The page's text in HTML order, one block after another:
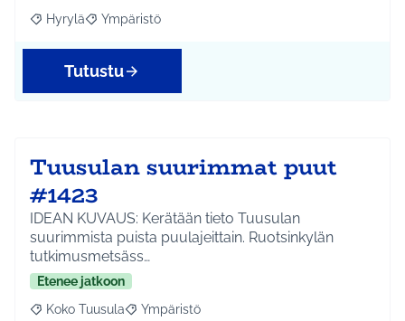
Rajaa tulokset aihepiirin mukaan: Hyrylä
Hyrylä Rajaa tulokset teeman mukaan: Ympäristö
Ympäristö
Tutustu
Tuusulan suurimmat puut
#1423
IDEAN KUVAUS: Kerätään tieto Tuusulan
suurimmista puista puulajeittain. Ruotsinkylän
tutkimusmetsäss…
Etenee jatkoon
Rajaa tulokset aihepiirin mukaan: Koko Tuusula
Koko Tuusula Rajaa tulokset teeman mukaan: Ympäristö
Ympäristö